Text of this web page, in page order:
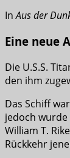
InAus der
Eine neue
Die U.S.S.
den ihm
Das Schiff
jedoch
William T.
Rückkehr